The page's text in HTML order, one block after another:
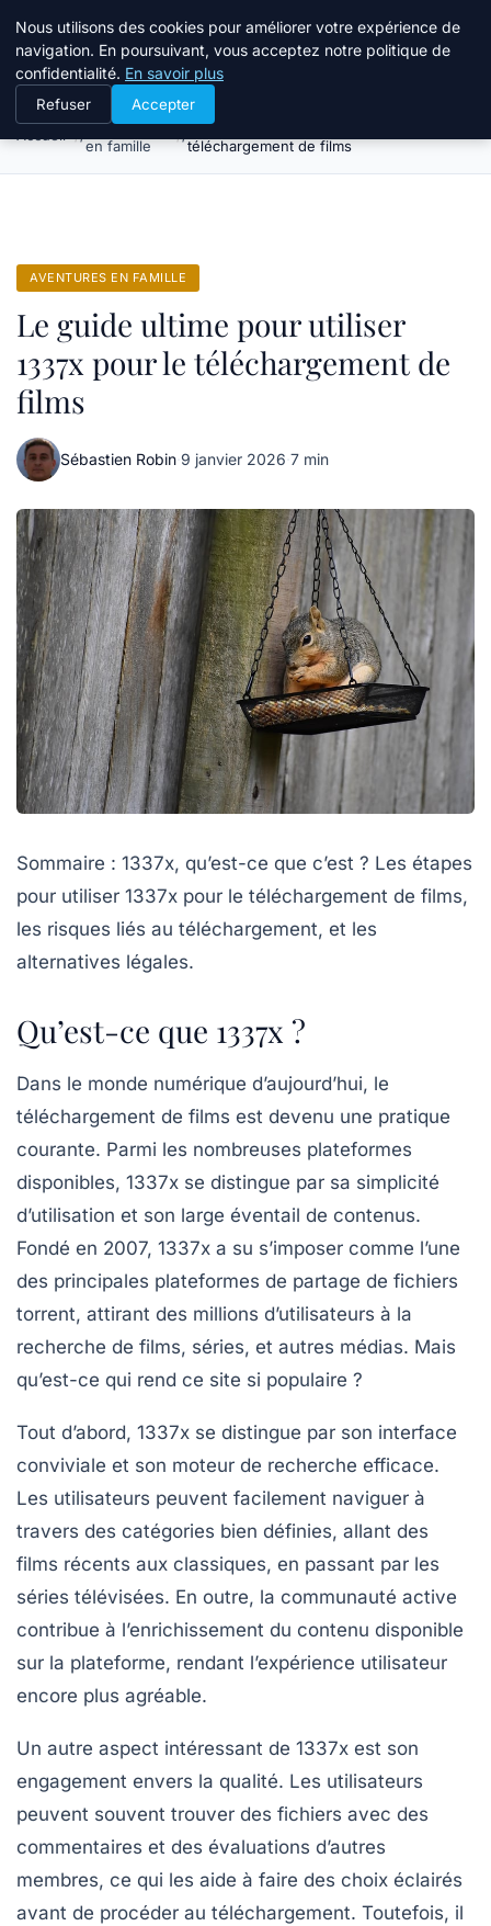
Tourisme Landes
Aventures
en famille
Le guide ultime pour utiliser 1337x pour le
téléchargement de films
AVENTURES EN FAMILLE
Le guide ultime pour utiliser
1337x pour le téléchargement de
films
Sébastien Robin·9 janvier 2026·7 min
Sommaire : 1337x, qu’est-ce que c’est ? Les étapes
pour utiliser 1337x pour le téléchargement de films,
les risques liés au téléchargement, et les
alternatives légales.
Qu’est-ce que 1337x ?
Dans le monde numérique d’aujourd’hui, le
téléchargement de films est devenu une pratique
courante. Parmi les nombreuses plateformes
disponibles, 1337x se distingue par sa simplicité
d’utilisation et son large éventail de contenus.
Fondé en 2007, 1337x a su s’imposer comme l’une
des principales plateformes de partage de fichiers
torrent, attirant des millions d’utilisateurs à la
recherche de films, séries, et autres médias. Mais
qu’est-ce qui rend ce site si populaire ?
Tout d’abord, 1337x se distingue par son interface
conviviale et son moteur de recherche efficace.
Les utilisateurs peuvent facilement naviguer à
travers des catégories bien définies, allant des
films récents aux classiques, en passant par les
séries télévisées. En outre, la communauté active
contribue à l’enrichissement du contenu disponible
sur la plateforme, rendant l’expérience utilisateur
encore plus agréable.
Un autre aspect intéressant de 1337x est son
engagement envers la qualité. Les utilisateurs
peuvent souvent trouver des fichiers avec des
commentaires et des évaluations d’autres
membres, ce qui les aide à faire des choix éclairés
avant de procéder au téléchargement. Toutefois, il
Nous utilisons des cookies pour améliorer votre expérience de
navigation. En poursuivant, vous acceptez notre politique de
confidentialité. En savoir plus
Refuser Accepter